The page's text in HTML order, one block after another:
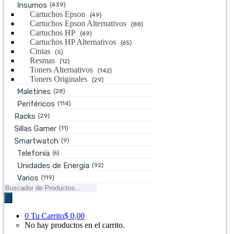
Insumos (439)
Cartuchos Epson (49)
Cartuchos Epson Alternativos (88)
Cartuchos HP (49)
Cartuchos HP Alternativos (65)
Cintas (5)
Resmas (12)
Toners Alternativos (142)
Toners Originales (29)
Maletines (28)
Periféricos (114)
Racks (29)
Sillas Gamer (11)
Smartwatch (9)
Telefonía (6)
Unidades de Energía (92)
Varios (119)
Búsqueda
de
productos
0 Tu Carrito$ 0,00
No hay productos en el carrito.